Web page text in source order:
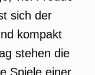
sich der
kompakt
stehen die
Spiele einer